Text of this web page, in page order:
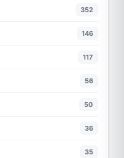
352
146
117
56
50
36
35